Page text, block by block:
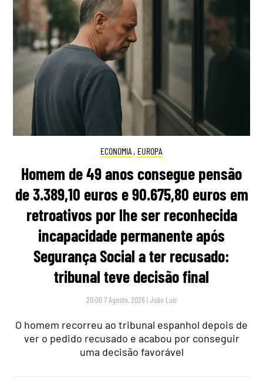
ECONOMIA , EUROPA
Homem de 49 anos consegue pensão
de 3.389,10 euros e 90.675,80 euros em
retroativos por lhe ser reconhecida
incapacidade permanente após
Segurança Social a ter recusado:
tribunal teve decisão final
20:00 7 Agosto, 2026 |João Luís
O homem recorreu ao tribunal espanhol depois de
ver o pedido recusado e acabou por conseguir
uma decisão favorável